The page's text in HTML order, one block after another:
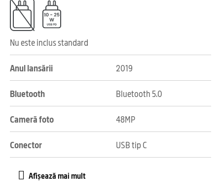
Nu este inclus standard
Anul lansării 2019
Bluetooth Bluetooth 5.0
Cameră foto 48MP
Conector USB tip C